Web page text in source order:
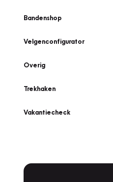
Bandenshop
Velgenconfigurator
Overig
Trekhaken
Vakantiecheck